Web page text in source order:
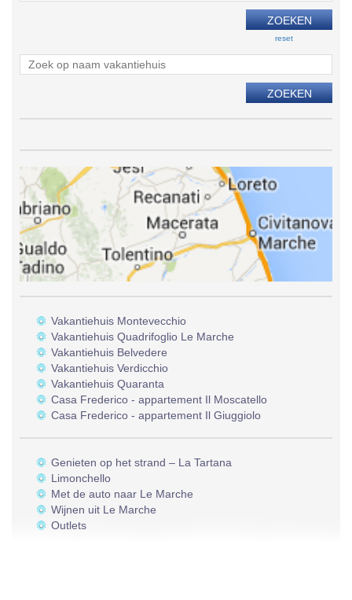
reset
Vakantiehuis Montevecchio
Vakantiehuis Quadrifoglio Le Marche
Vakantiehuis Belvedere
Vakantiehuis Verdicchio
Vakantiehuis Quaranta
Casa Frederico - appartement Il Moscatello
Casa Frederico - appartement Il Giuggiolo
Genieten op het strand – La Tartana
Limonchello
Met de auto naar Le Marche
Wijnen uit Le Marche
Outlets